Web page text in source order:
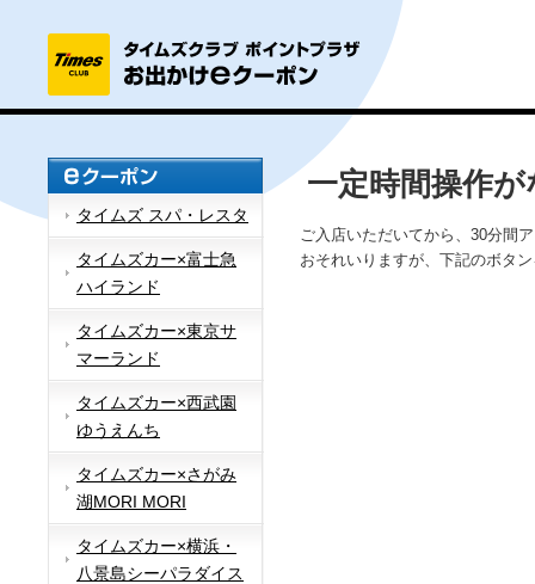
タイムズ スパ・レスタ
タイムズカー×富士急
ハイランド
タイムズカー×東京サ
マーランド
タイムズカー×西武園
ゆうえんち
タイムズカー×さがみ
湖MORI MORI
タイムズカー×横浜・
八景島シーパラダイス
一定時間操作
ご入店いただいてから、30分間
おそれいりますが、下記のボタ